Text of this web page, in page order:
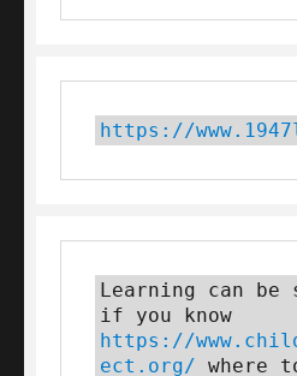
https://
Learning can be
https://
ect.org/ where